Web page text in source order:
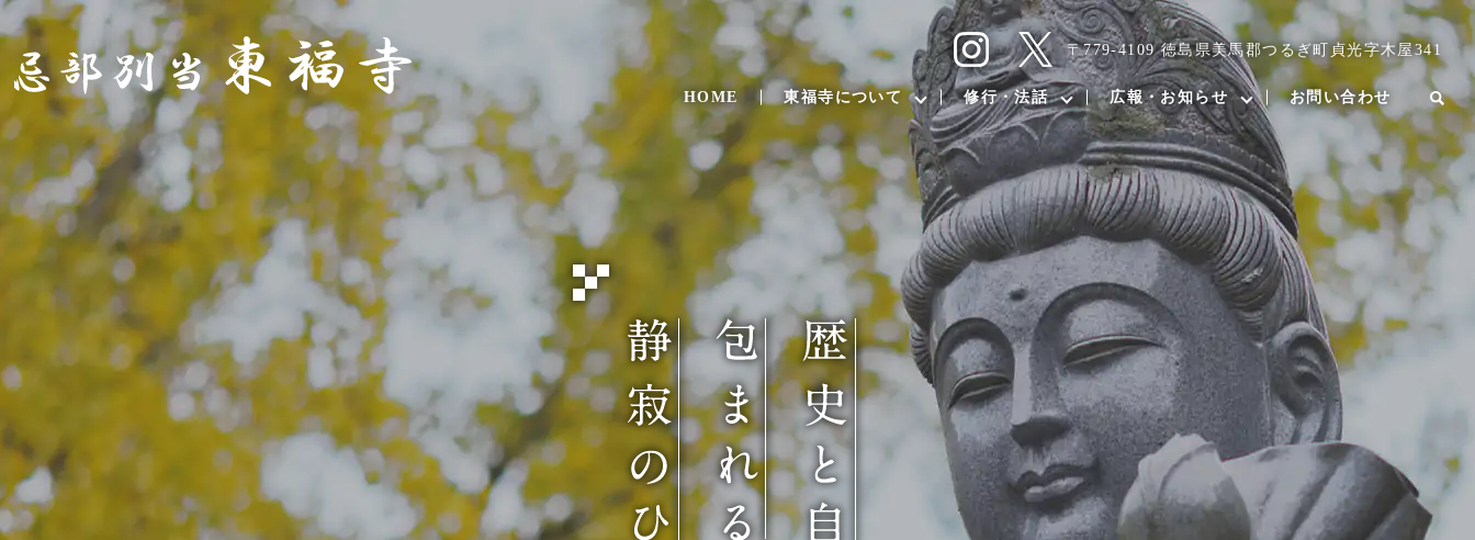
HOME 東福寺について 修行・法話 広報・お知らせ お問い合わせ
〒779-4109 徳島県美馬郡つるぎ町貞光字木屋341